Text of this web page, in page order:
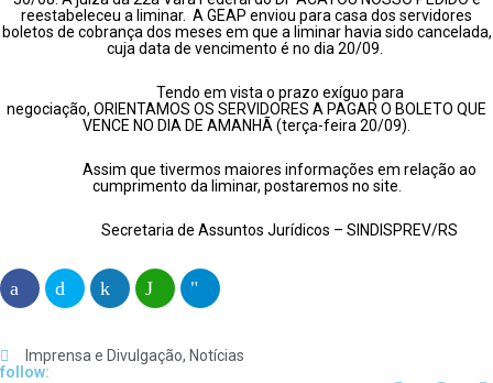
reestabeleceu a liminar. A GEAP enviou para casa dos servidores
boletos de cobrança dos meses em que a liminar havia sido cancelada,
cuja data de vencimento é no dia 20/09.
Tendo em vista o prazo exíguo para
negociação, ORIENTAMOS OS SERVIDORES A PAGAR O BOLETO QUE
VENCE NO DIA DE AMANHÃ (terça-feira 20/09).
Assim que tivermos maiores informações em relação ao
cumprimento da liminar, postaremos no site.
Secretaria de Assuntos Jurídicos – SINDISPREV/RS
Imprensa e Divulgação, Notícias
follow: